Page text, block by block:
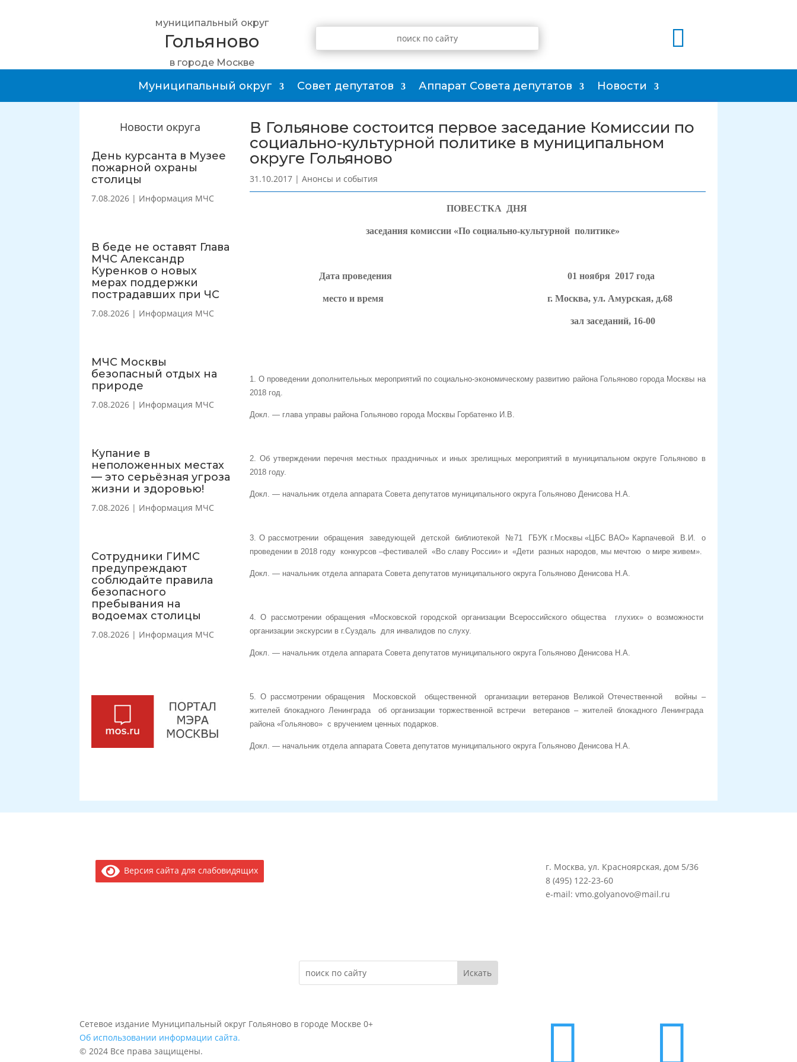
муниципальный округ
Гольяново
в городе Москве

Муниципальный округ Совет депутатов Аппарат Совета депутатов Новости
Новости округа
День курсанта в Музее
пожарной охраны
столицы
7.08.2026 | Информация МЧС
В беде не оставят Глава
МЧС Александр
Куренков о новых
мерах поддержки
пострадавших при ЧС
7.08.2026 | Информация МЧС
МЧС Москвы
безопасный отдых на
природе
7.08.2026 | Информация МЧС
Купание в
неположенных местах
— это серьёзная угроза
жизни и здоровью!
7.08.2026 | Информация МЧС
Сотрудники ГИМС
предупреждают
соблюдайте правила
безопасного
пребывания на
водоемах столицы
7.08.2026 | Информация МЧС
В Гольянове состоится первое заседание Комиссии по
социально-культурной политике в муниципальном
округе Гольяново
31.10.2017| Анонсы и события
ПОВЕСТКА ДНЯ
заседания комиссии «По социально-культурной политике»
Дата проведения 01 ноября 2017 года
место и время г. Москва, ул. Амурская, д.68
зал заседаний, 16-00
1. О проведении дополнительных мероприятий по социально-экономическому развитию района Гольяново города Москвы на
2018 год.
Докл. — глава управы района Гольяново города Москвы Горбатенко И.В.
2. Об утверждении перечня местных праздничных и иных зрелищных мероприятий в муниципальном округе Гольяново в
2018 году.
Докл. — начальник отдела аппарата Совета депутатов муниципального округа Гольяново Денисова Н.А.
3. О рассмотрении обращения заведующей детской библиотекой №71 ГБУК г.Москвы «ЦБС ВАО» Карпачевой В.И. о
проведении в 2018 году конкурсов –фестивалей «Во славу России» и «Дети разных народов, мы мечтою о мире живем».
Докл. — начальник отдела аппарата Совета депутатов муниципального округа Гольяново Денисова Н.А.
4. О рассмотрении обращения «Московской городской организации Всероссийского общества глухих» о возможности
организации экскурсии в г.Суздаль для инвалидов по слуху.
Докл. — начальник отдела аппарата Совета депутатов муниципального округа Гольяново Денисова Н.А.
5. О рассмотрении обращения Московской общественной организации ветеранов Великой Отечественной войны –
жителей блокадного Ленинграда об организации торжественной встречи ветеранов – жителей блокадного Ленинграда
района «Гольяново» с вручением ценных подарков.
Докл. — начальник отдела аппарата Совета депутатов муниципального округа Гольяново Денисова Н.А.
Версия сайта для слабовидящих
г. Москва, ул. Красноярская, дом 5/36
8 (495) 122-23-60
e-mail: vmo.golyanovo@mail.ru
Сетевое издание Муниципальный округ Гольяново в городе Москве 0+
Об использовании информации сайта.
© 2024 Все права защищены.
 